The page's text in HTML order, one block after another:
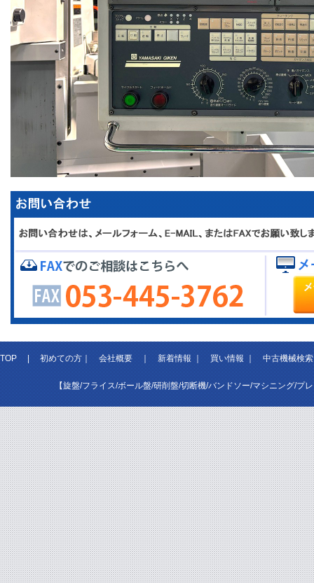
TOP|初めての方｜会社概要｜新着情報｜買い情報｜中古機械検索
【旋盤/フライス/ボール盤/研削盤/切断機/バンドソー/マシニング/プ